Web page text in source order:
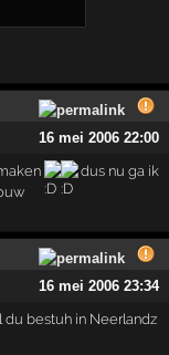
16 mei 2006 22:00
dus nu ga ik
16 mei 2006 23:34
bestuh in Neerlandz